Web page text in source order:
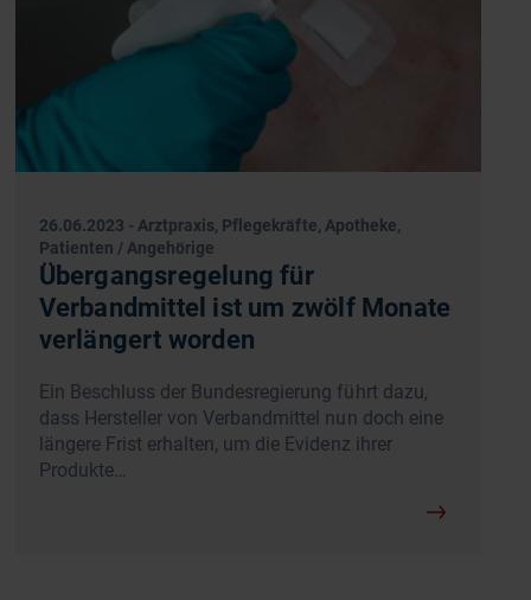
26.06.2023 - Arztpraxis, Pflegekräfte, Apotheke,
Patienten / Angehörige
Übergangsregelung für
Verbandmittel ist um zwölf Monate
verlängert worden
Ein Beschluss der Bundesregierung führt dazu,
dass Hersteller von Verbandmittel nun doch eine
längere Frist erhalten, um die Evidenz ihrer
Produkte…